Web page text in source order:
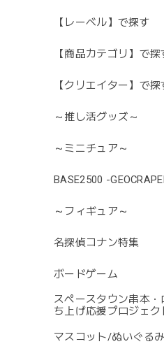
【レーベル】で探す
【商品カテゴリ】で探
【クリエイター】で探
～推し活グッズ～
～ミニチュア～
BASE2500 -
～フィギュア～
名探偵コナン特集
ボードゲーム
スペースタウン串本・
ち上げ応援プロジェク
マスコット/ぬいぐる